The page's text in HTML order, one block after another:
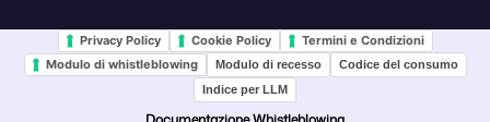
Privacy Policy Cookie Policy
Termini e Condizioni
Modulo di whistleblowing
Modulo di recesso
Codice del consumo
Indice per LLM